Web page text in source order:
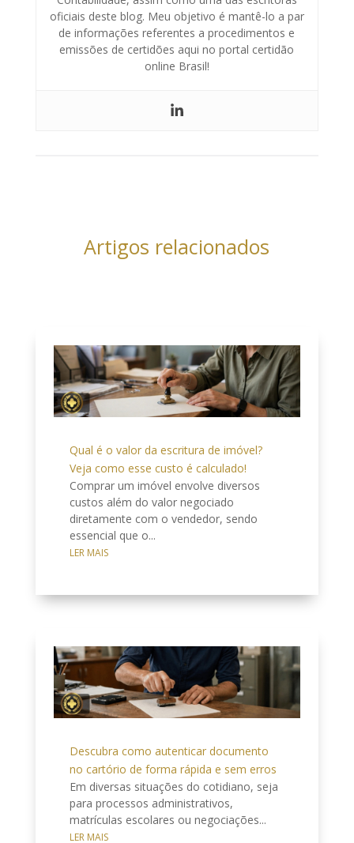
oficiais deste blog. Meu objetivo é mantê-lo a par
de informações referentes a procedimentos e
emissões de certidões aqui no portal certidão
online Brasil!
Artigos relacionados
Qual é o valor da escritura de imóvel?
Veja como esse custo é calculado!
Comprar um imóvel envolve diversos
custos além do valor negociado
diretamente com o vendedor, sendo
essencial que o...
LER MAIS
Descubra como autenticar documento
no cartório de forma rápida e sem erros
Em diversas situações do cotidiano, seja
para processos administrativos,
matrículas escolares ou negociações...
LER MAIS